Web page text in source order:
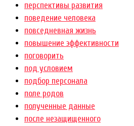
перспективы развития
поведение человека
повседневная жизнь
повышение эффективности
поговорить
под условием
подбор персонала
поле родов
полученные данные
после незащищенного